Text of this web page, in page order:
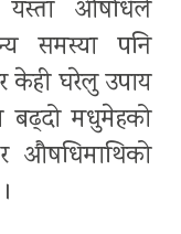
यस्ता औषधिले
समस्या पनि
केही घरेलु उपाय
बढ्दो मधुमेहको
औषधिमाथिको